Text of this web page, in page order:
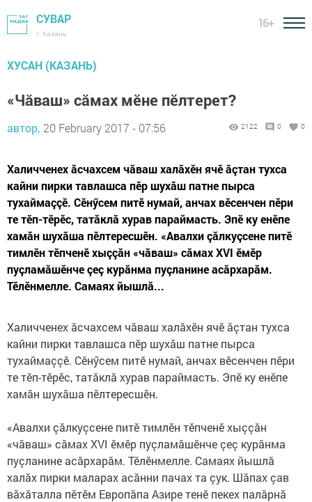
СУВАР
г. Казань
16+
ХУСАН (КАЗАНЬ)
«Чăваш» сăмах мӗне пӗлтерет?
автор, 20 February 2017 - 07:56 2122 0 0
Халичченех ăсчахсем чăваш халăхӗн ячӗ ăçтан тухса
кайни пирки тавлашса пӗр шухăш патне пырса
тухаймаççӗ. Сӗнӳсем питӗ нумай, анчах вӗсенчен пӗри
те тӗп-тӗрӗс, татăклă хурав параймасть. Эпӗ ку енӗпе
хамăн шухăша пӗлтересшӗн. «Авалхи çăлкуçсене питӗ
тимлӗн тӗпченӗ хыççăн «чăваш» сăмах XVI ӗмӗр
пуçламăшӗнче çеç курăнма пуçланине асăрхарăм.
Тӗлӗнмелле. Самаях йышлă...
Халичченех ăсчахсем чăваш халăхӗн ячӗ ăçтан тухса
кайни пирки тавлашса пӗр шухăш патне пырса
тухаймаççӗ. Сӗнӳсем питӗ нумай, анчах вӗсенчен пӗри
те тӗп-тӗрӗс, татăклă хурав параймасть. Эпӗ ку енӗпе
хамăн шухăша пӗлтересшӗн.
«Авалхи çăлкуçсене питӗ тимлӗн тӗпченӗ хыççăн
«чăваш» сăмах XVI ӗмӗр пуçламăшӗнче çеç курăнма
пуçланине асăрхарăм. Тӗлӗнмелле. Самаях йышлă
халăх пирки маларах асăнни пачах та çук. Шăпах çав
вăхăталла пӗтӗм Европăпа Азире тенӗ пекех палăрнă